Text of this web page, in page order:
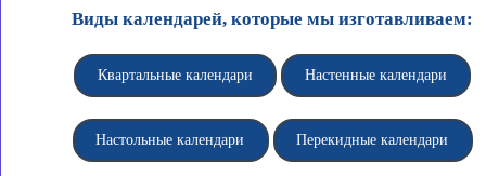
Виды календарей, которые мы изготавливаем:
Квартальные календари Настенные календари
Настольные календари Перекидные календари